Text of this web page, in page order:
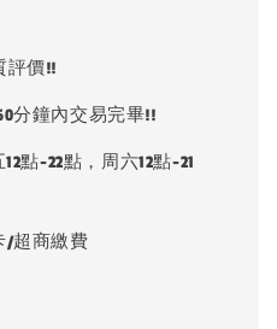
評價!!
分鐘內交易完畢!!
點-22點，周六12點-21
/超商繳費